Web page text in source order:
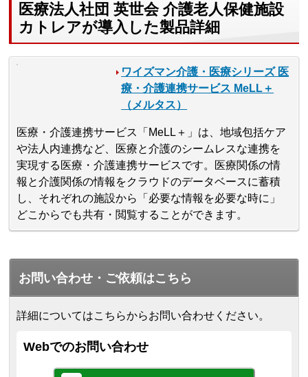
医療法人社団 英世会 介護老人保健施設
カトレアが導入した製品詳細
ワイズマン介護・医療シリーズ 医
療・介護連携サービス MeLL＋
（メルタス）
医療・介護連携サービス「MeLL＋」は、地域包括ケア
や法人内連携など、医療と介護のシームレスな連携を
実現する医療・介護連携サービスです。医療関係の情
報と介護関係の情報をクラウドのデータベースに蓄積
し、それぞれの施設から「必要な情報を必要な時に」
どこからでも共有・閲覧することができます。
お問い合わせ・ご依頼はこちら
詳細についてはこちらからお問い合わせください。
Webでのお問い合わせ